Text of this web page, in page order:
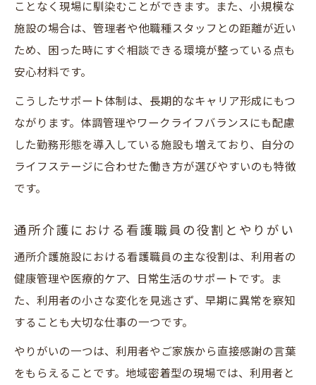
ことなく現場に馴染むことができます。また、小規模な
施設の場合は、管理者や他職種スタッフとの距離が近い
ため、困った時にすぐ相談できる環境が整っている点も
安心材料です。
こうしたサポート体制は、長期的なキャリア形成にもつ
ながります。体調管理やワークライフバランスにも配慮
した勤務形態を導入している施設も増えており、自分の
ライフステージに合わせた働き方が選びやすいのも特徴
です。
通所介護における看護職員の役割とやりがい
通所介護施設における看護職員の主な役割は、利用者の
健康管理や医療的ケア、日常生活のサポートです。ま
た、利用者の小さな変化を見逃さず、早期に異常を察知
することも大切な仕事の一つです。
やりがいの一つは、利用者やご家族から直接感謝の言葉
をもらえることです。地域密着型の現場では、利用者と